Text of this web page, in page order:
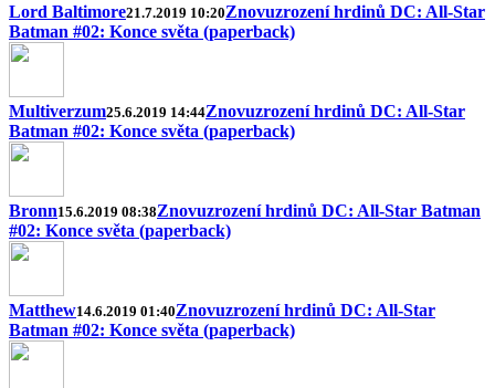
Lord Baltimore21.7.2019 10:20Znovuzrození hrdinů DC: All-Star
Batman #02: Konce světa (paperback)
Multiverzum25.6.2019 14:44Znovuzrození hrdinů DC: All-Star
Batman #02: Konce světa (paperback)
Bronn15.6.2019 08:38Znovuzrození hrdinů DC: All-Star Batman
#02: Konce světa (paperback)
Matthew14.6.2019 01:40Znovuzrození hrdinů DC: All-Star
Batman #02: Konce světa (paperback)